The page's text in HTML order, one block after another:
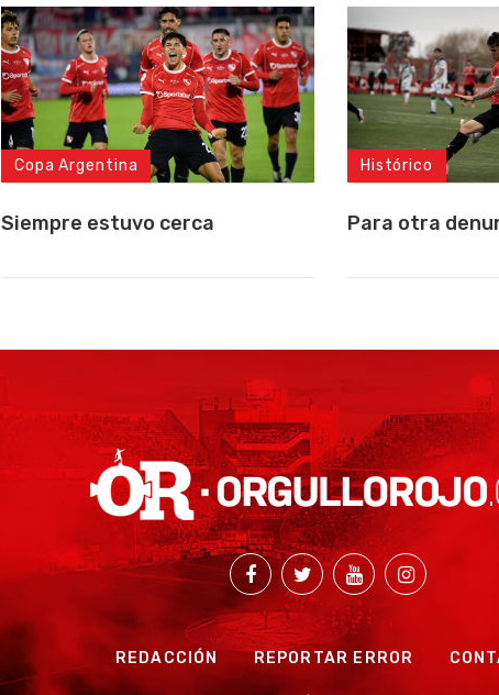
Copa Argentina
Siempre estuvo cerca
Histórico
Para otra
REDACCIÓN REPORTAR ERROR